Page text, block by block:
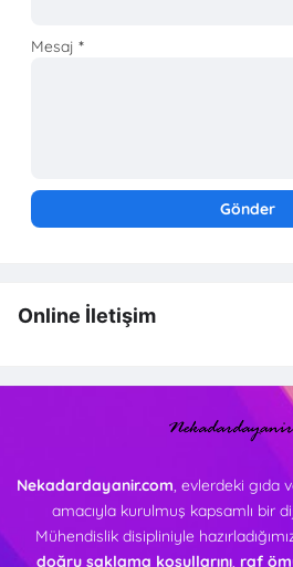
Mesaj*
Online İletişim
Nekadardayanir.com, evlerdeki gıda
amacıyla kurulmuş kapsamlı bir
Mühendislik disipliniyle
doğru saklama koşullarını, raf